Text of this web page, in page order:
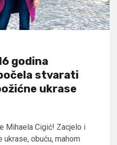
godina
stvarati
ukrase
Mihaela Cigić! Zacjelo i
obuću, mahom